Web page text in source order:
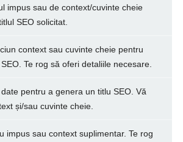
impus sau de context/cuvinte cheie
SEO solicitat.
context sau cuvinte cheie pentru
Te rog să oferi detaliile necesare.
pentru a genera un titlu SEO. Vă
și/sau cuvinte cheie.
impus sau context suplimentar. Te rog